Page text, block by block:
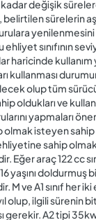
kadar değişik
sürelerin
sınıfının
haricinde
kullanması
olup tüm
oldukları ve
yapmaları
isteyen sahip
sahip olmak
Eğer araç 122 cc
yaşını doldurmuş
M ve A1 sınıf her
olup, ilgili sürenin
gerekir. A2 tipi 35kw